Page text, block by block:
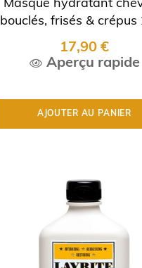
Masque hydratant
bouclés, frisés & crépus
4C..
17,90 €
Aperçu rapide
AJOUTER AU PANIER